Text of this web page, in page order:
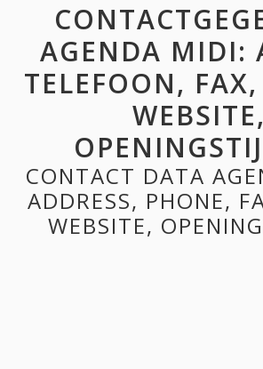
AGENDA MIDI:
TELEFOON,
WEBSITE,
CONTACT DATA
ADDRESS, PHONE,
WEBSITE,